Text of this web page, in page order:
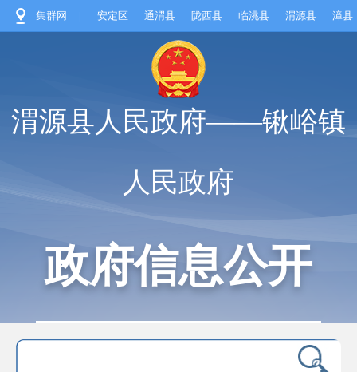
集群网 | 安定区 通渭县 陇西县 临洮县 渭源县 漳县
渭源县人民政府——锹峪镇
人民政府
政府信息公开